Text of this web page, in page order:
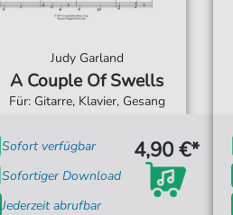
Judy Garland
A Couple Of Swells
Für: Gitarre, Klavier, Gesang
Sofort verfügbar
Sofortiger Download
Jederzeit abrufbar
4,90 €*